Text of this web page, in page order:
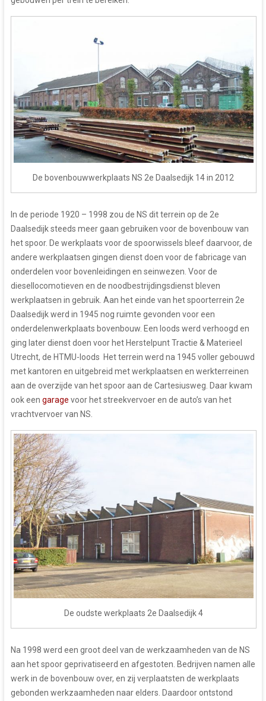
De bovenbouwwerkplaats NS 2e Daalsedijk 14 in 2012
In de periode 1920 – 1998 zou de NS dit terrein op de 2e
Daalsedijk steeds meer gaan gebruiken voor de bovenbouw van
het spoor. De werkplaats voor de spoorwissels bleef daarvoor, de
andere werkplaatsen gingen dienst doen voor de fabricage van
onderdelen voor bovenleidingen en seinwezen. Voor de
diesellocomotieven en de noodbestrijdingsdienst bleven
werkplaatsen in gebruik. Aan het einde van het spoorterrein 2e
Daalsedijk werd in 1945 nog ruimte gevonden voor een
onderdelenwerkplaats bovenbouw. Een loods werd verhoogd en
ging later dienst doen voor het Herstelpunt Tractie & Materieel
Utrecht, de HTMU-loods Het terrein werd na 1945 voller gebouwd
met kantoren en uitgebreid met werkplaatsen en werkterreinen
aan de overzijde van het spoor aan de Cartesiusweg. Daar kwam
ook een garage voor het streekvervoer en de auto’s van het
vrachtvervoer van NS.
De oudste werkplaats 2e Daalsedijk 4
Na 1998 werd een groot deel van de werkzaamheden van de NS
aan het spoor geprivatiseerd en afgestoten. Bedrijven namen alle
werk in de bovenbouw over, en zij verplaatsten de werkplaats
gebonden werkzaamheden naar elders. Daardoor ontstond